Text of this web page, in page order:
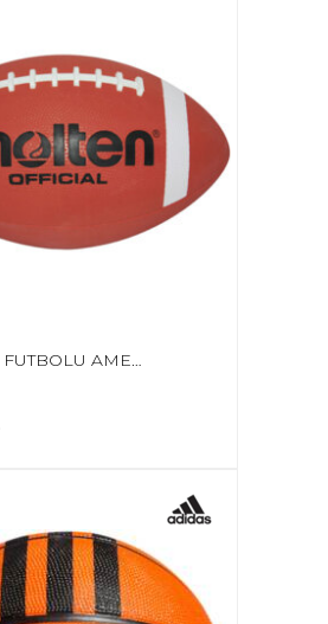
PIŁKA DO FUTBOLU AMERYKAŃSKIEGO MOLTEN AFR